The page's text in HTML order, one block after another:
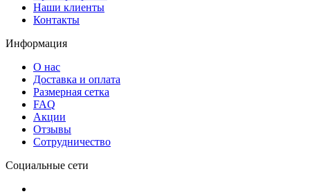
Наши клиенты
Контакты
Информация
О нас
Доставка и оплата
Размерная сетка
FAQ
Акции
Отзывы
Сотрудничество
Социальные сети